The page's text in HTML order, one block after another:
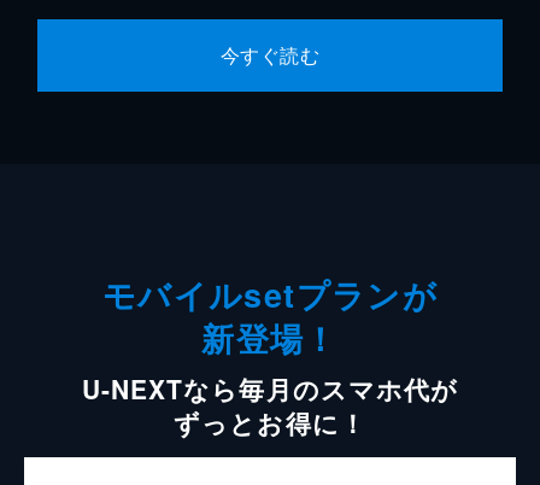
今すぐ読む
モバイルsetプランが
新登場！
U-NEXTなら毎月のスマホ代が
ずっとお得に！